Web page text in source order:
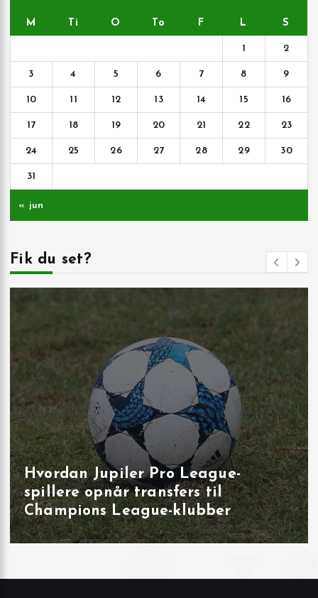
M Ti O To F L S
1 2
3 4 5 6 7 8 9
10 11 12 13 14 15 16
17 18 19 20 21 22 23
24 25 26 27 28 29 30
31
« jun
Fik du set?
Målbrag i runde 40: overbevisende
udladninger i Brugge, Sint‑Truiden
og på Joseph Marien